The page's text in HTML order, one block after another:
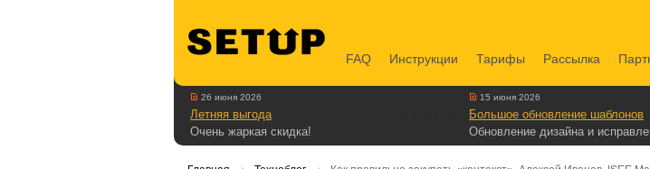
FAQ Инструкции Тарифы Рассылка
26 июня 2026
Летняя выгода
Очень жаркая скидка!
15 июня 2026
Большое обновление шаблонов
Обновление дизайна и